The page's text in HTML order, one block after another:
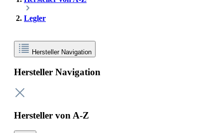
Legler
Hersteller Navigation
Hersteller Navigation
Hersteller von A-Z